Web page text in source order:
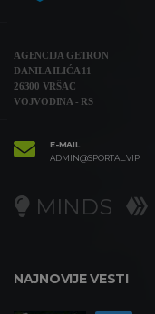
AGENCIJA GETRON
DANILA ILIĆA 11
26300 VRŠAC
VOJVODINA - RS
E-MAIL
ADMIN@SPORTAL.VIP
MINDS
NAJNOVIJE VESTI